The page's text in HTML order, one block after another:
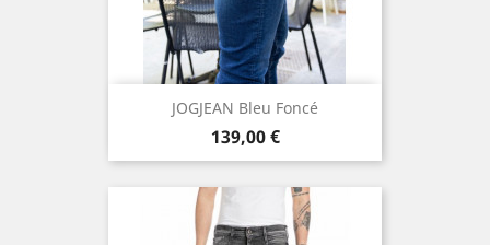
JOGJEAN Bleu Foncé
Prix
139,00 €